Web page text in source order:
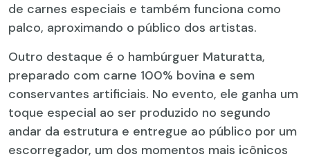
de carnes especiais e também funciona como
palco, aproximando o público dos artistas.
Outro destaque é o hambúrguer Maturatta,
preparado com carne 100% bovina e sem
conservantes artificiais. No evento, ele ganha um
toque especial ao ser produzido no segundo
andar da estrutura e entregue ao público por um
escorregador, um dos momentos mais icônicos